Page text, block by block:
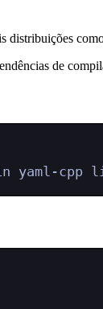
distribuições
de
yaml-cpp